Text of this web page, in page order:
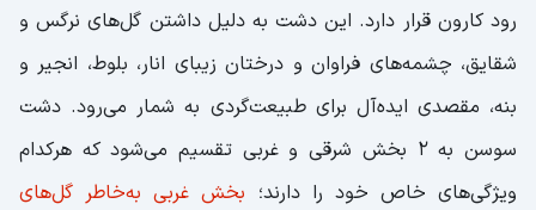
رود کارون قرار دارد. این دشت به دلیل داشتن گل‌های نرگس و
شقایق، چشمه‌های فراوان و درختان زیبای انار، بلوط، انجیر و
بنه، مقصدی ایده‌آل برای طبیعت‌گردی به شمار می‌رود. دشت
سوسن به 2 بخش شرقی و غربی تقسیم می‌شود که هرکدام
ویژگی‌های خاص خود را دارند؛ بخش غربی به‌خاطر گل‌های